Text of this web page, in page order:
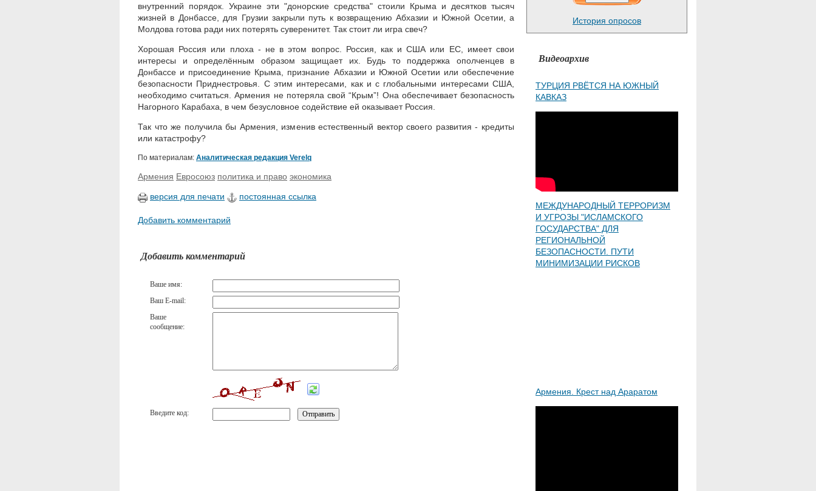
внутренний порядок. Украине эти "донорские средства" стоили Крыма и десятков тысяч
жизней в Донбассе, для Грузии закрыли путь к возвращению Абхазии и Южной Осетии, а
Молдова готова ради них потерять суверенитет. Так стоит ли игра свеч?
Хорошая Россия или плоха - не в этом вопрос. Россия, как и США или ЕС, имеет свои
интересы и определённым образом защищает их. Будь то поддержка ополченцев в
Донбассе и присоединение Крыма, признание Абхазии и Южной Осетии или обеспечение
безопасности Приднестровья. С этим интересами, как и с глобальными интересами США,
необходимо считаться. Армения не потеряла свой “Крым”! Она обеспечивает безопасность
Нагорного Карабаха, в чем безусловное содействие ей оказывает Россия.
Так что же получила бы Армения, изменив естественный вектор своего развития - кредиты
или катастрофу?
По материалам: Аналитическая редакция Verelq
Армения Евросоюз политика и право экономика
версия для печати постоянная ссылка
Добавить комментарий
Добавить комментарий
Ваше имя:
Ваш E-mail:
Ваше
сообщение:
Введите код:
История опросов
Видеоархив
ТУРЦИЯ РВЁТСЯ НА ЮЖНЫЙ
КАВКАЗ
МЕЖДУНАРОДНЫЙ ТЕРРОРИЗМ
И УГРОЗЫ "ИСЛАМСКОГО
ГОСУДАРСТВА" ДЛЯ
РЕГИОНАЛЬНОЙ
БЕЗОПАСНОСТИ. ПУТИ
МИНИМИЗАЦИИ РИСКОВ
Армения. Крест над Араратом